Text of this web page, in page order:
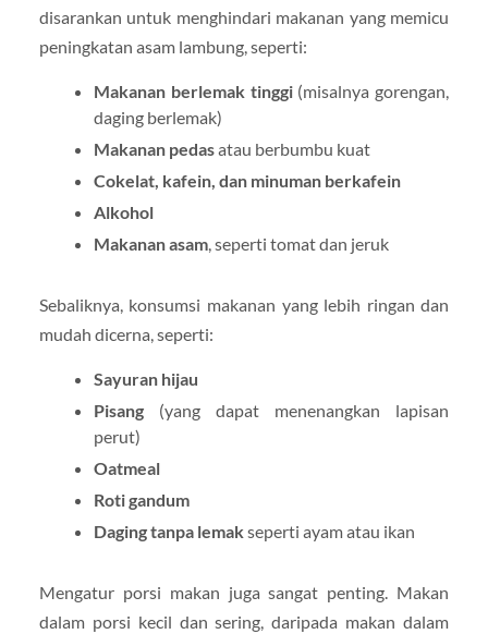
disarankan untuk menghindari makanan yang memicu
peningkatan asam lambung, seperti:
Makanan berlemak tinggi(misalnya gorengan,
daging berlemak)
Makanan pedasatau berbumbu kuat
Cokelat, kafein, dan minuman berkafein
Alkohol
Makanan asam, seperti tomat dan jeruk
Sebaliknya, konsumsi makanan yang lebih ringan dan
mudah dicerna, seperti:
Sayuran hijau
Pisang(yang dapat menenangkan lapisan
perut)
Oatmeal
Roti gandum
Daging tanpa lemakseperti ayam atau ikan
Mengatur porsi makan juga sangat penting. Makan
dalam porsi kecil dan sering, daripada makan dalam